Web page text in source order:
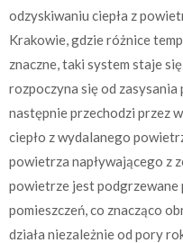
odzyskiwaniu ciepła z
Krakowie, gdzie różnice
znaczne, taki system staje
rozpoczyna się od
następnie przechodzi przez
ciepło z wydalanego
powietrza napływającego z
powietrze jest podgrzewane
pomieszczeń, co znacząco
działa niezależnie od pory